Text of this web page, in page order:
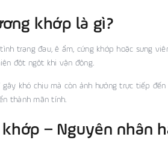
khớp là gì?
trạng đau, ê ẩm, cứng khớp hoặc sưng
đột ngột khi vận động.
khó chịu mà còn ảnh hưởng trực tiếp
thành mãn tính.
khớp – Nguyên nhân